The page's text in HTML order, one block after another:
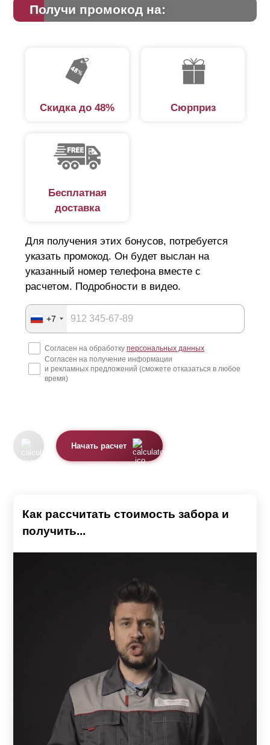
Получи промокод на:
Скидка до 48% Сюрприз
Бесплатная
доставка
Для получения этих бонусов, потребуется
указать промокод. Он будет выслан на
указанный номер телефона вместе с
расчетом. Подробности в видео.
+7
Согласен на обработку персональных данных
Согласен на получение информации
и рекламных предложений (сможете отказаться в любое
время)
Начать расчет
Как рассчитать стоимость забора и
получить...